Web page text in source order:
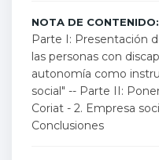
NOTA DE CONTENIDO:
Parte I: Presentación
las personas con
autonomía como
social" -- Parte II:
Coriat - 2. Empresa
Conclusiones